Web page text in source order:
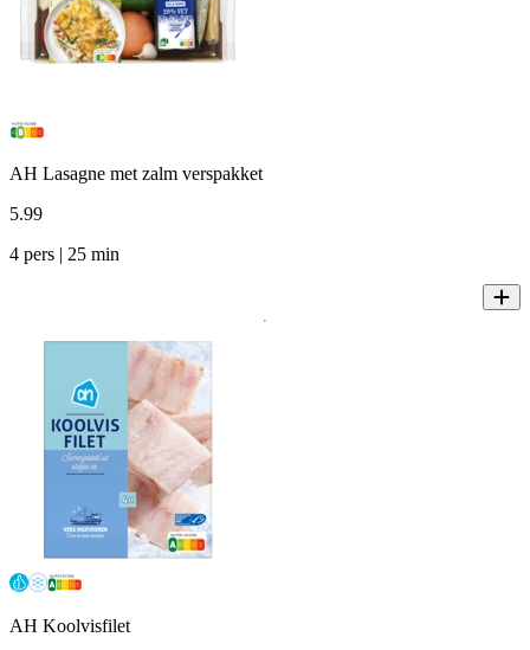
AH Lasagne met zalm verspakket
5.99
4 pers | 25 min
AH Koolvisfilet